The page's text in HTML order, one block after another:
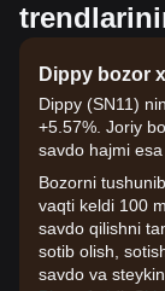
Dippy bozor
Dippy (SN11)
+5.57%. Joriy
savdo hajmi
Bozorni
vaqti keldi 100
savdo qilishni
sotib olish,
savdo va